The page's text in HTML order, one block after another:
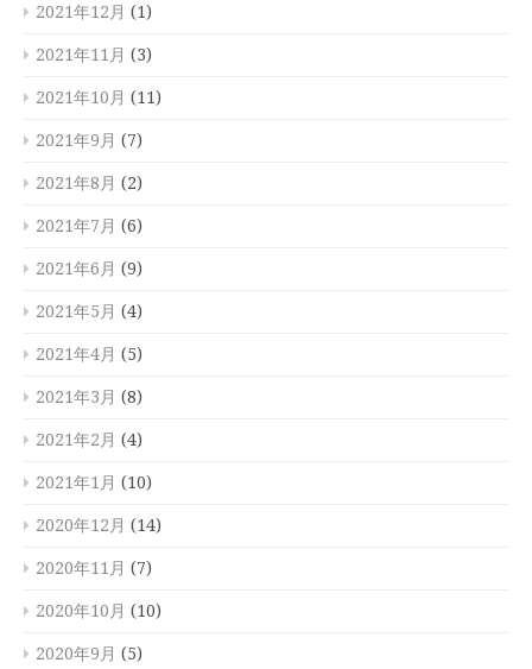
2021年12月 (1)
2021年11月 (3)
2021年10月 (11)
2021年9月 (7)
2021年8月 (2)
2021年7月 (6)
2021年6月 (9)
2021年5月 (4)
2021年4月 (5)
2021年3月 (8)
2021年2月 (4)
2021年1月 (10)
2020年12月 (14)
2020年11月 (7)
2020年10月 (10)
2020年9月 (5)